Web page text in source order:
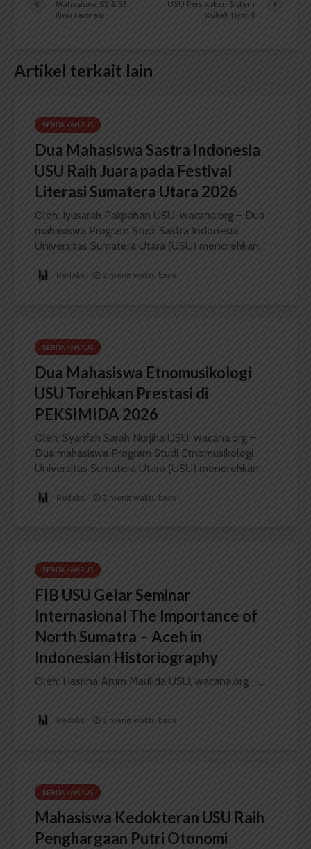
Mahasiswa S2 & S3
Ilmu Farmasi
USU Persiapkan Sistem
Kuliah Hybrid
Artikel terkait lain
BERITA KAMPUS
Dua Mahasiswa Sastra Indonesia
USU Raih Juara pada Festival
Literasi Sumatera Utara 2026
Oleh: Iyusarah Pakpahan USU, wacana.org – Dua
mahasiswa Program Studi Sastra Indonesia
Universitas Sumatera Utara (USU) menorehkan...
Redaksi 2 menit waktu baca
BERITA KAMPUS
Dua Mahasiswa Etnomusikologi
USU Torehkan Prestasi di
PEKSIMIDA 2026
Oleh: Syarifah Sarah Nurjiha USU, wacana.org –
Dua mahasiswa Program Studi Etnomusikologi
Universitas Sumatera Utara (USU) menorehkan...
Redaksi 2 menit waktu baca
BERITA KAMPUS
FIB USU Gelar Seminar
Internasional The Importance of
North Sumatra – Aceh in
Indonesian Historiography
Oleh: Hasrina Arum Maulida USU, wacana.org –...
Redaksi 2 menit waktu baca
BERITA KAMPUS
Mahasiswa Kedokteran USU Raih
Penghargaan Putri Otonomi